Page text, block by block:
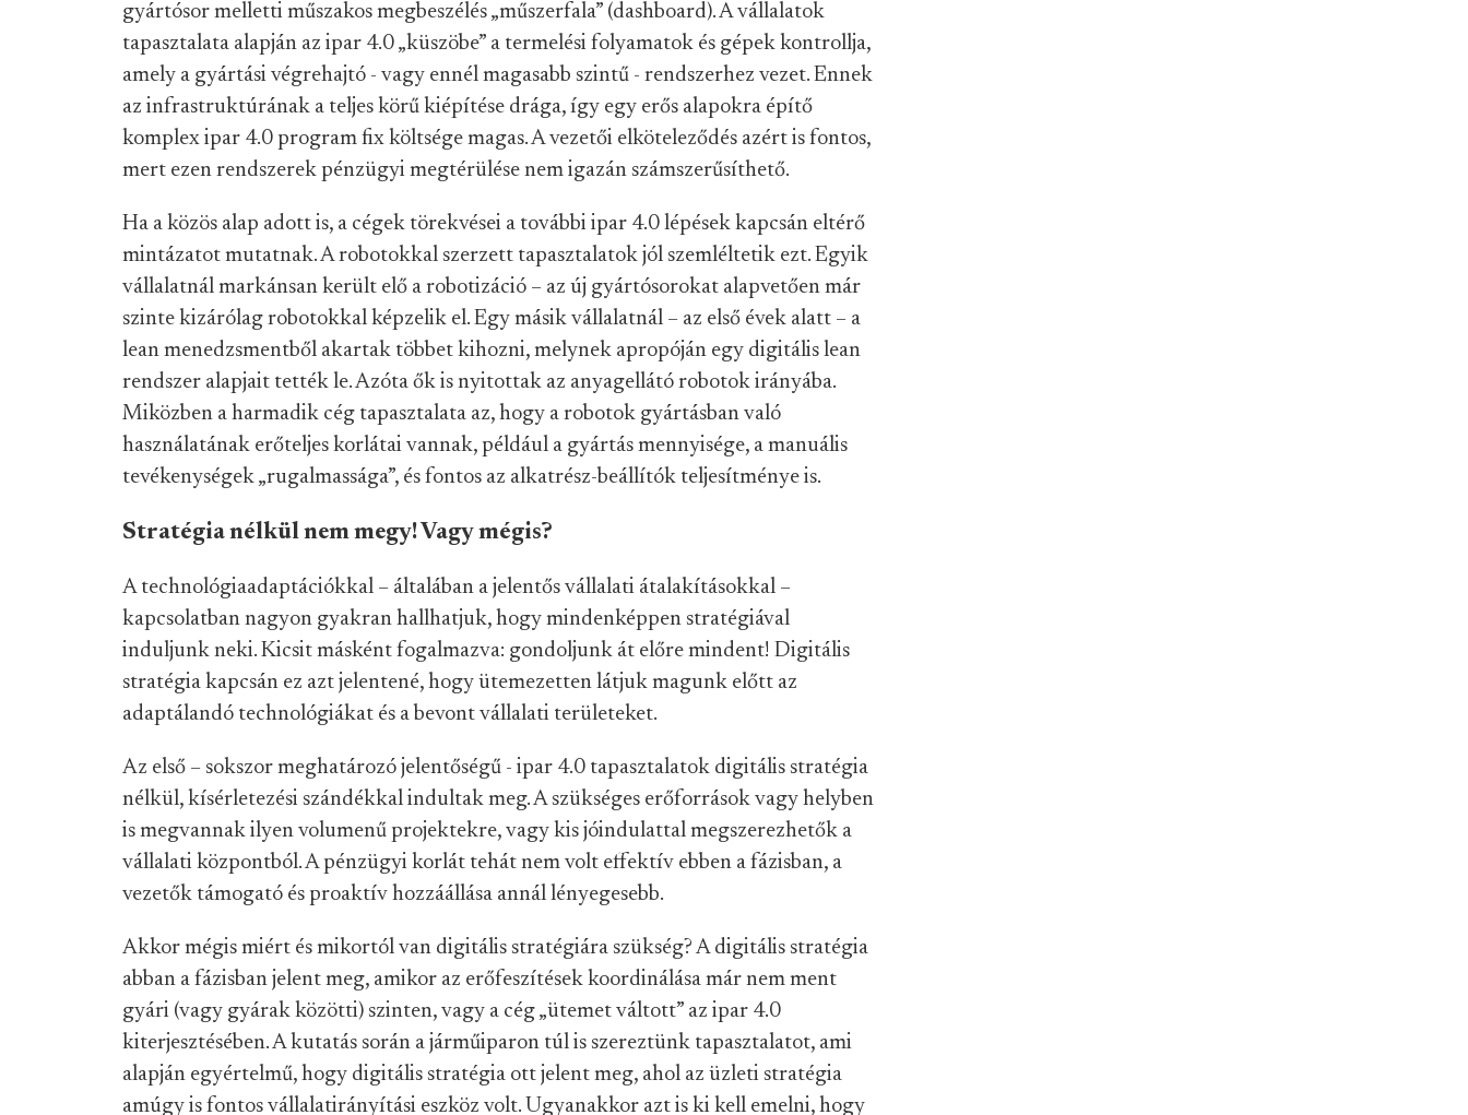
gyártósor melletti műszakos megbeszélés „műszerfala” (dashboard). A vállalatok
tapasztalata alapján az ipar 4.0 „küszöbe” a termelési folyamatok és gépek kontrollja,
amely a gyártási végrehajtó - vagy ennél magasabb szintű - rendszerhez vezet. Ennek
az infrastruktúrának a teljes körű kiépítése drága, így egy erős alapokra építő
komplex ipar 4.0 program fix költsége magas. A vezetői elköteleződés azért is fontos,
mert ezen rendszerek pénzügyi megtérülése nem igazán számszerűsíthető.
Ha a közös alap adott is, a cégek törekvései a további ipar 4.0 lépések kapcsán eltérő
mintázatot mutatnak. A robotokkal szerzett tapasztalatok jól szemléltetik ezt. Egyik
vállalatnál markánsan került elő a robotizáció – az új gyártósorokat alapvetően már
szinte kizárólag robotokkal képzelik el. Egy másik vállalatnál – az első évek alatt – a
lean menedzsmentből akartak többet kihozni, melynek apropóján egy digitális lean
rendszer alapjait tették le. Azóta ők is nyitottak az anyagellátó robotok irányába.
Miközben a harmadik cég tapasztalata az, hogy a robotok gyártásban való
használatának erőteljes korlátai vannak, például a gyártás mennyisége, a manuális
tevékenységek „rugalmassága”, és fontos az alkatrész-beállítók teljesítménye is.
Stratégia nélkül nem megy! Vagy mégis?
A technológiaadaptációkkal – általában a jelentős vállalati átalakításokkal –
kapcsolatban nagyon gyakran hallhatjuk, hogy mindenképpen stratégiával
induljunk neki. Kicsit másként fogalmazva: gondoljunk át előre mindent! Digitális
stratégia kapcsán ez azt jelentené, hogy ütemezetten látjuk magunk előtt az
adaptálandó technológiákat és a bevont vállalati területeket.
Az első – sokszor meghatározó jelentőségű - ipar 4.0 tapasztalatok digitális stratégia
nélkül, kísérletezési szándékkal indultak meg. A szükséges erőforrások vagy helyben
is megvannak ilyen volumenű projektekre, vagy kis jóindulattal megszerezhetők a
vállalati központból. A pénzügyi korlát tehát nem volt effektív ebben a fázisban, a
vezetők támogató és proaktív hozzáállása annál lényegesebb.
Akkor mégis miért és mikortól van digitális stratégiára szükség? A digitális stratégia
abban a fázisban jelent meg, amikor az erőfeszítések koordinálása már nem ment
gyári (vagy gyárak közötti) szinten, vagy a cég „ütemet váltott” az ipar 4.0
kiterjesztésében. A kutatás során a járműiparon túl is szereztünk tapasztalatot, ami
alapján egyértelmű, hogy digitális stratégia ott jelent meg, ahol az üzleti stratégia
amúgy is fontos vállalatirányítási eszköz volt. Ugyanakkor azt is ki kell emelni, hogy